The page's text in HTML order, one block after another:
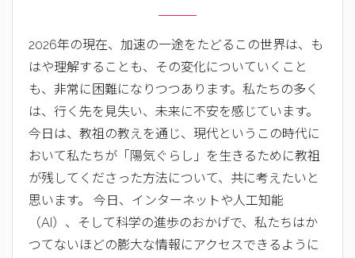
2026年の現在、加速の一途をたどるこの世界は、も
はや理解することも、その変化についていくこと
も、非常に困難になりつつあります。私たちの多く
は、行く先を見失い、未来に不安を感じています。
今日は、教祖の教えを通じ、現代というこの時代に
おいて私たちが「陽気ぐらし」を生きるために教祖
が残してくださった方法について、共に考えたいと
思います。 今日、インターネットや人工知能
（AI）、そして科学の進歩のおかげで、私たちはか
つてないほどの膨大な情報にアクセスできるように